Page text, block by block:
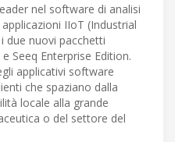
nel software di analisi
IIoT (Industrial
due nuovi pacchetti
Seeq Enterprise Edition.
applicativi software
che spaziano dalla
locale alla grande
o del settore del